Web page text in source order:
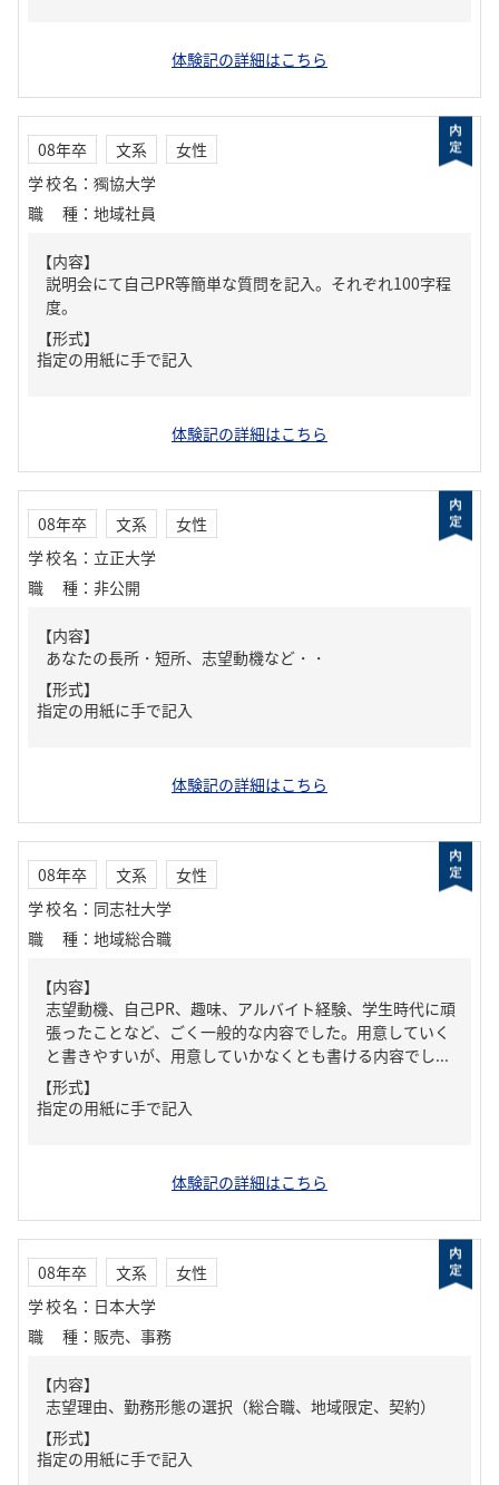
体験記の詳細はこちら
08年卒 文系
女性
学校名 ： 獨協大学
職種 ： 地域社員
【内容】
説明会にて自己PR等簡単な質問を記入。それぞれ100字程
度。
【形式】
指定の用紙に手で記入
体験記の詳細はこちら
08年卒 文系
女性
学校名 ： 立正大学
職種 ： 非公開
【内容】
あなたの長所・短所、志望動機など・・
【形式】
指定の用紙に手で記入
体験記の詳細はこちら
08年卒 文系
女性
学校名 ： 同志社大学
職種 ： 地域総合職
【内容】
志望動機、自己PR、趣味、アルバイト経験、学生時代に頑
張ったことなど、ごく一般的な内容でした。用意していく
と書きやすいが、用意していかなくとも書ける内容でし...
【形式】
指定の用紙に手で記入
体験記の詳細はこちら
08年卒 文系
女性
学校名 ： 日本大学
職種 ： 販売、事務
【内容】
志望理由、勤務形態の選択（総合職、地域限定、契約）
【形式】
指定の用紙に手で記入